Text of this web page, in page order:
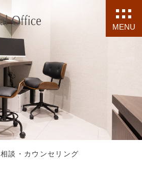
MENU
相談・カウンセリング